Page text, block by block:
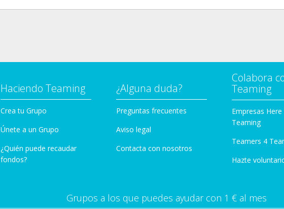
Haciendo Teaming
Crea tu Grupo
Únete a un Grupo
¿Quién puede recaudar
fondos?
¿Alguna duda?
Preguntas frecuentes
Aviso legal
Contacta con nosotros
Colabora
Teaming
Empresas
Teaming
Teamers 4
Hazte
Grupos a los que puedes ayudar con 1 € al mes